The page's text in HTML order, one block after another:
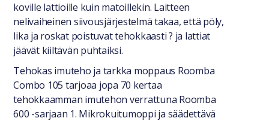
koville lattioille kuin matoillekin. Laitteen
nelivaiheinen siivousjärjestelmä takaa, että pöly,
lika ja roskat poistuvat tehokkaasti ? ja lattiat
jäävät kiiltävän puhtaiksi.
Tehokas imuteho ja tarkka moppaus Roomba
Combo 105 tarjoaa jopa 70 kertaa
tehokkaamman imutehon verrattuna Roomba
600 -sarjaan 1. Mikrokuitumoppi ja säädettävä